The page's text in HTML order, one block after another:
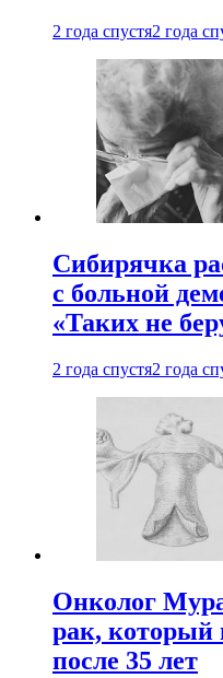
2 года спустя2 года
Сибирячка
с больной
«Таких не
2 года спустя2 года
Онколог
рак,
после 35 лет